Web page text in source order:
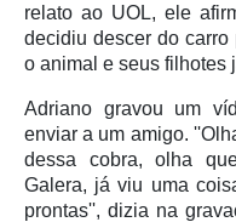
relato ao UOL, ele
decidiu descer do carro
o animal e seus filhotes
Adriano gravou um
enviar a um amigo.
dessa cobra, olha
Galera, já viu uma
prontas'', dizia na